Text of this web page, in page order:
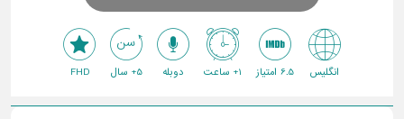
انگلیس 6.5 امتیاز 1+ ساعت دوبله 5+ سال FHD